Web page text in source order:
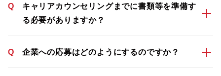
Q
キャリアカウンセリングまでに書類等を準備す
る必要がありますか？
Q 企業への応募はどのようにするのですか？